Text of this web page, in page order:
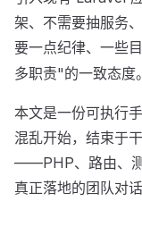
架、不需要抽服务
要一点纪律、一些
多职责"的一致态度。
本文是一份可执行
混乱开始，结束于
——PHP、路由、测
真正落地的团队对话